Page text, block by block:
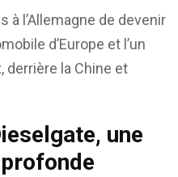
à l’Allemagne de devenir
d’Europe et l’un
derrière la Chine et
une